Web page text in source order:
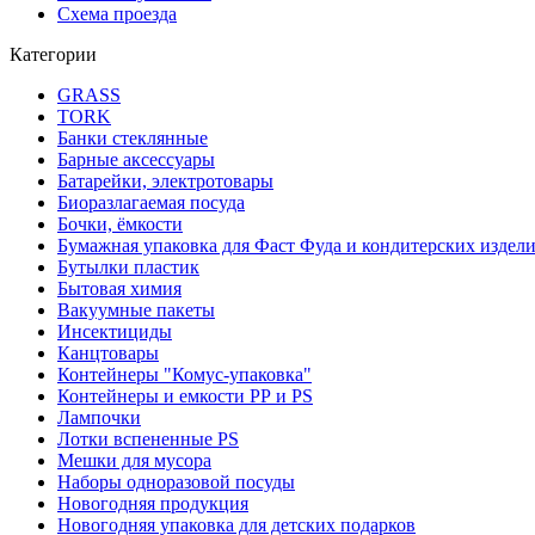
Схема проезда
Категории
GRASS
TORK
Банки стеклянные
Барные аксессуары
Батарейки, электротовары
Биоразлагаемая посуда
Бочки, ёмкости
Бумажная упаковка для Фаст Фуда и кондитерских
Бутылки пластик
Бытовая химия
Вакуумные пакеты
Инсектициды
Канцтовары
Контейнеры "Комус-упаковка"
Контейнеры и емкости РР и PS
Лампочки
Лотки вспененные PS
Мешки для мусора
Наборы одноразовой посуды
Новогодняя продукция
Новогодняя упаковка для детских подарков